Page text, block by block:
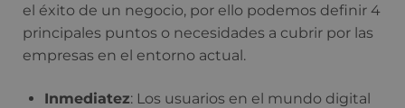
el éxito de un negocio, por ello podemos definir 4
principales puntos o necesidades a cubrir por las
empresas en el entorno actual.
Inmediatez: Los usuarios en el mundo digital